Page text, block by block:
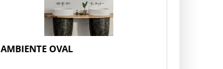
AMBIENTE OVAL